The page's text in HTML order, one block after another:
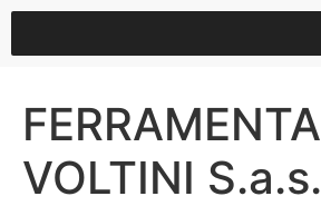
FERRAMENTA
VOLTINI S.a.s.